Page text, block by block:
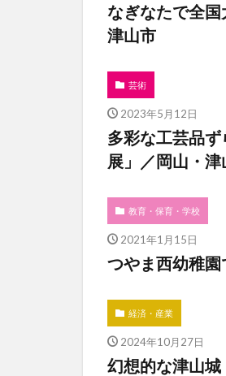
なぎなたで全
津山市
芸術
2023年5月12日
多彩な工芸品
展」／岡山・
教育・保育・学校
2021年1月15日
つやま西幼稚園
経済・産業
2024年10月27日
幻想的な津山